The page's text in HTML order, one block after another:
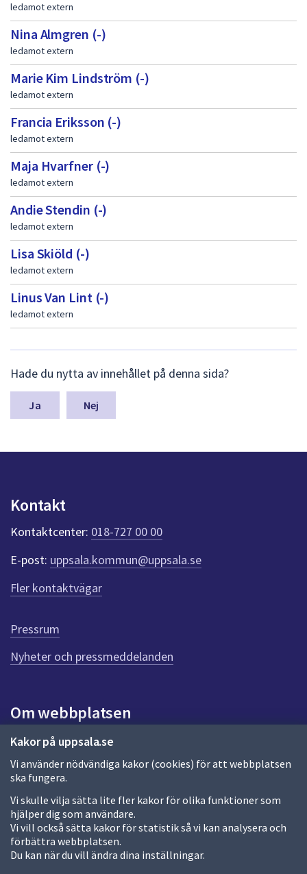
Kakor på uppsala.se
Vi använder nödvändiga kakor (cookies) för att webbplatsen
ska fungera.
Vi skulle vilja sätta lite fler kakor för olika funktioner som
hjälper dig som användare.
Vi vill också sätta kakor för statistik så vi kan analysera och
förbättra webbplatsen.
Du kan när du vill ändra dina inställningar.
ledamot extern
Nina Almgren (-)
ledamot extern
Marie Kim Lindström (-)
ledamot extern
Francia Eriksson (-)
ledamot extern
Maja Hvarfner (-)
ledamot extern
Andie Stendin (-)
ledamot extern
Lisa Skiöld (-)
ledamot extern
Linus Van Lint (-)
ledamot extern
ä
m
a
y
n
t
r
ö
e
n
n
i
d
a
Hade du nytta av innehållet på denna sida?
Nej
Kontakt
Kontaktcenter: 018-727 00 00
E-post: uppsala.kommun@uppsala.se
Fler kontaktvägar
Pressrum
Nyheter och pressmeddelanden
Om webbplatsen
Om webbplatsen
Allmänna handlingar och diarium
Behandling av personuppgifter
Kakor
Språk (other languages)